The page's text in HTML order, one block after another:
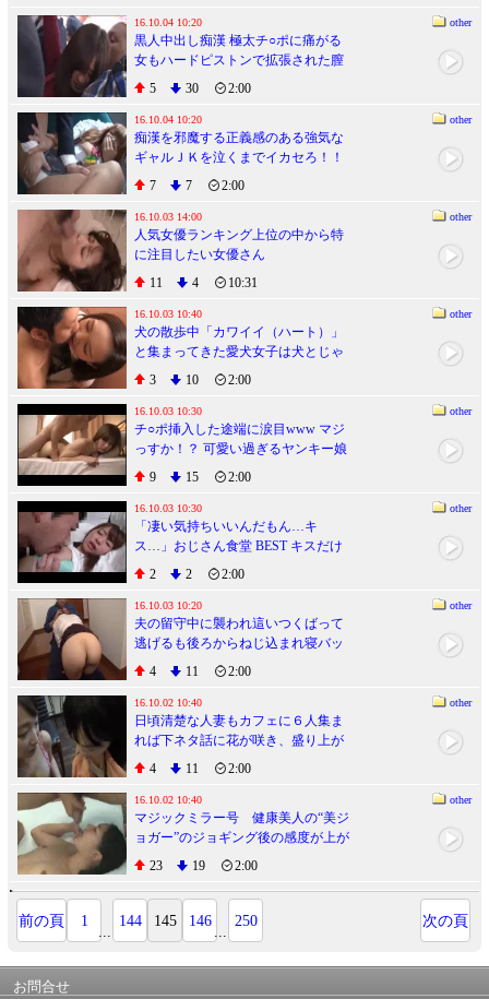
16.10.04 10:20 other
黒人中出し痴漢 極太チ○ポに痛がる
女もハードピストンで拡張された膣
奥で目覚めイキまくる！
5 30 2:00
16.10.04 10:20 other
痴漢を邪魔する正義感のある強気な
ギャルＪＫを泣くまでイカセろ！！
２
7 7 2:00
16.10.03 14:00 other
人気女優ランキング上位の中から特
に注目したい女優さん
11
4 10:31
16.10.03 10:40 other
犬の散歩中「カワイイ（ハート）」
と集まってきた愛犬女子は犬とじゃ
れあううちに無意識でパンツ丸見
え！ヤレルと思った僕はフル勃起、
気が付いた女はもはやメロメロで狙
い通り、公園のトイレや自宅で即ハ
メに成功です。
3 10 2:00
16.10.03 10:30 other
チ○ポ挿入した途端に涙目www マジ
っすか！？ 可愛い過ぎるヤンキー娘
デビュー！ ちなみ 怖そうなオラオラ
系不良娘がおじさんとセックスする
時のギャップが超オトメ。【オイル
マッサージもあるよ】
9 15 2:00
16.10.03 10:30 other
「凄い気持ちいいんだもん…キ
ス…」おじさん食堂 BEST キスだけ
でパンティがビショビショになっち
ゃう位に感じやすい奥さんたちの手
料理とセックスが色んな意味でオイ
シイ。
2 2 2:00
16.10.03 10:20 other
夫の留守中に襲われ這いつくばって
逃げるも後ろからねじ込まれ寝バッ
ク激ピストンで何度も痙攣イキする
4 11 2:00
16.10.02 10:40 other
日頃清楚な人妻もカフェに６人集ま
れば下ネタ話に花が咲き、盛り上が
りついでにお客の若い男子をパンチ
ラで誘い、久々に見る勃起チ○ポ店内
で頂いちゃいました
4 11 2:00
16.10.02 10:40 other
マジックミラー号 健康美人の“美ジ
ョガー”のジョギング後の感度が上が
ったトロトロま○こをオイルまみれ赤
面ストレッチ！身体が引き締まって
キツキツになったオマ○コにヌプッと
挿入（ハート）
23 19 2:00
前の頁 1
...
144 145 146
...
250 次の頁
お問合せ